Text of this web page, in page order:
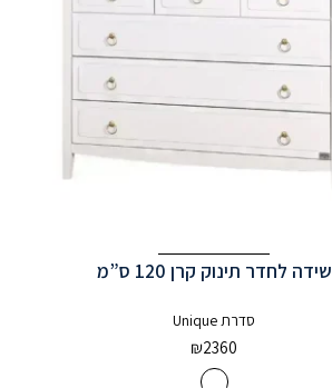
שידה לחדר תינוק קרן 120 ס”מ
סדרת Unique
₪2360